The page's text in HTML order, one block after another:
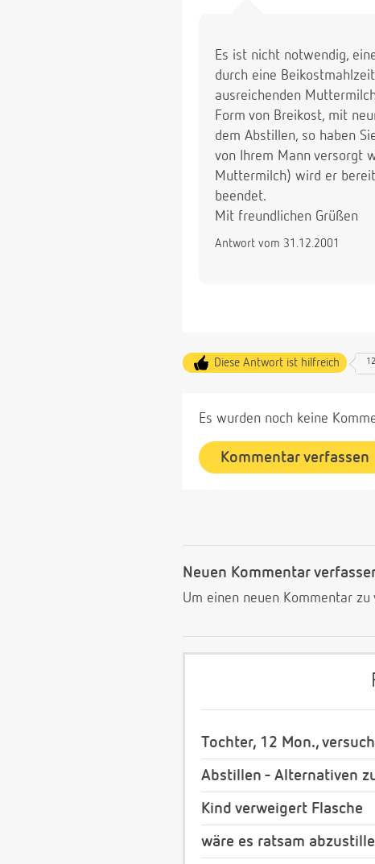
Es ist nicht notwendig,
durch eine
ausreichenden
Form von Breikost, mit
dem Abstillen, so haben
von Ihrem Mann versorgt
Muttermilch) wird er
beendet.
Mit freundlichen Grüßen
Antwort vom 31.12.2001
Diese Antwort ist hilfreich 12
Es wurden noch keine
Kommentar verfassen
Neuen Kommentar
Um einen neuen Kommentar
Tochter, 12 Mon.,
Abstillen - Alternativen
Kind verweigert Flasche
wäre es ratsam